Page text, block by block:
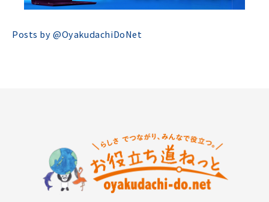
Posts by @OyakudachiDoNet